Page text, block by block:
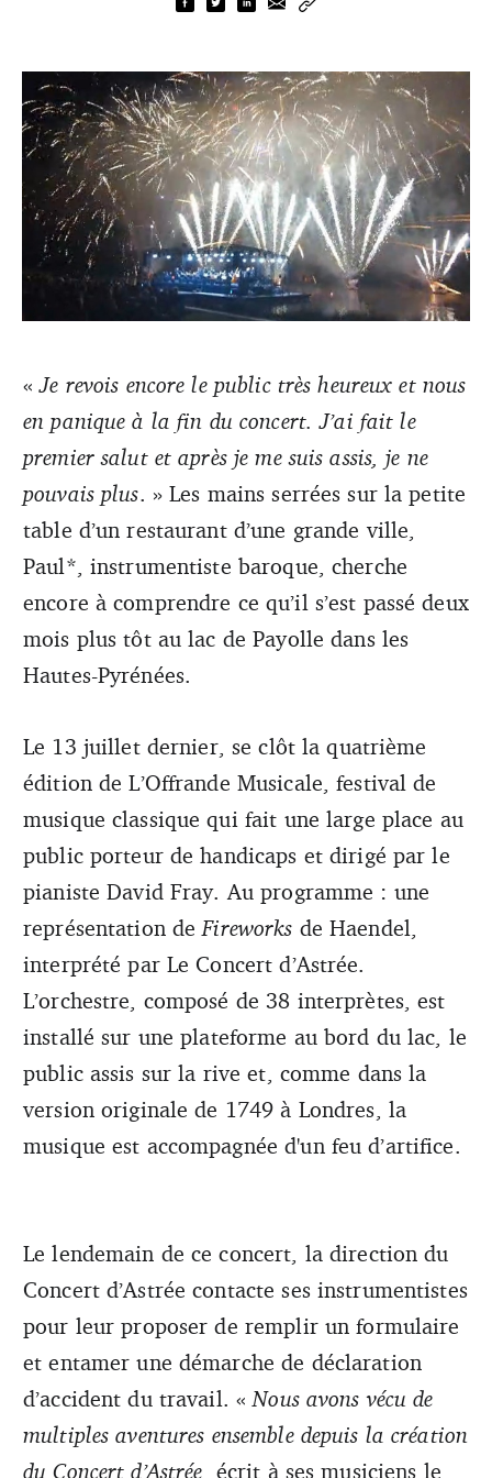
Crédit photo : extrait d'une vidéo amateure
«Je revois encore le public très heureux et nous
en panique à la fin du concert. J’ai fait le
premier salut et après je me suis assis, je ne
pouvais plus. » Les mains serrées sur la petite
table d’un restaurant d’une grande ville,
Paul*, instrumentiste baroque, cherche
encore à comprendre ce qu’il s’est passé deux
mois plus tôt au lac de Payolle dans les
Hautes-Pyrénées.
Le 13 juillet dernier, se clôt la quatrième
édition de L’Offrande Musicale, festival de
musique classique qui fait une large place au
public porteur de handicaps et dirigé par le
pianiste David Fray. Au programme : une
représentation deFireworks de Haendel,
interprété par Le Concert d’Astrée.
L’orchestre, composé de 38 interprètes, est
installé sur une plateforme au bord du lac, le
public assis sur la rive et, comme dans la
version originale de 1749 à Londres, la
musique est accompagnée d'un feu d’artifice.
Le lendemain de ce concert, la direction du
Concert d’Astrée contacte ses instrumentistes
pour leur proposer de remplir un formulaire
et entamer une démarche de déclaration
d’accident du travail. «Nous avons vécu de
multiples aventures ensemble depuis la création
du Concert d’Astrée , écrit à ses musiciens le